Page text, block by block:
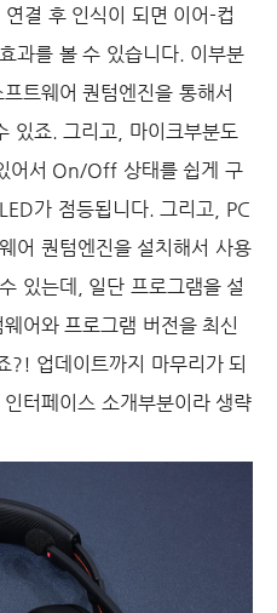
결 후 인식이 되면 이어-컵
과를 볼 수 있습니다. 이부분
트웨어 퀀텀엔진을 통해서
있죠. 그리고, 마이크부분도
어서 On/Off 상태를 쉽게 구
가 점등됩니다. 그리고, PC
어 퀀텀엔진을 설치해서 사용
있는데, 일단 프로그램을 설
어와 프로그램 버전을 최신
?! 업데이트까지 마무리가 되
터페이스 소개부분이라 생략